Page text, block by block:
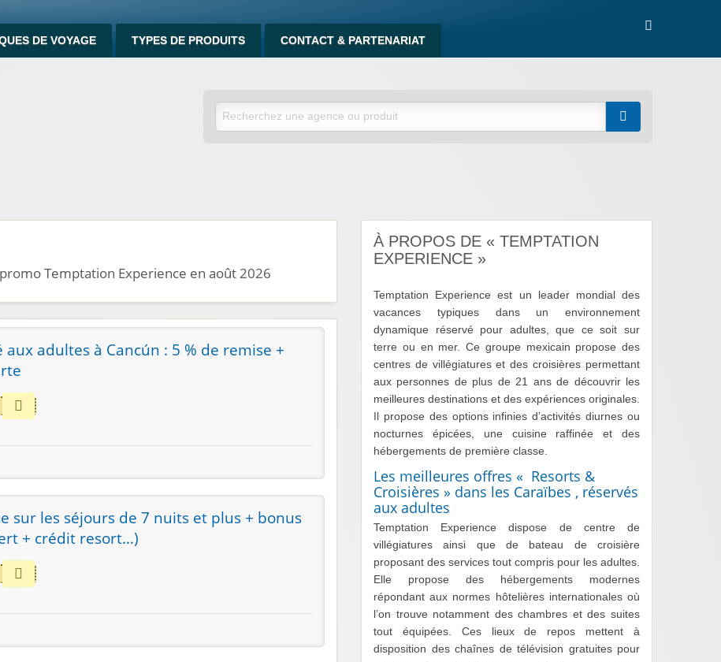
DE VOYAGE TYPES DE PRODUITS CONTACT & PARTENARIAT
Temptation Experience en août 2026
aux adultes à Cancún : 5 % de remise +
sur les séjours de 7 nuits et plus + bonus
+ crédit resort…)
À PROPOS DE « TEMPTATION
EXPERIENCE »
Temptation Experience est un leader mondial des
vacances typiques dans un environnement
dynamique réservé pour adultes, que ce soit sur
terre ou en mer. Ce groupe mexicain propose des
centres de villégiatures et des croisières permettant
aux personnes de plus de 21 ans de découvrir les
meilleures destinations et des expériences originales.
Il propose des options infinies d’activités diurnes ou
nocturnes épicées, une cuisine raffinée et des
hébergements de première classe.
Les meilleures offres « Resorts &
Croisières » dans les Caraïbes , réservés
aux adultes
Temptation Experience dispose de centre de
villégiatures ainsi que de bateau de croisière
proposant des services tout compris pour les adultes.
Elle propose des hébergements modernes
répondant aux normes hôtelières internationales où
l’on trouve notamment des chambres et des suites
tout équipées. Ces lieux de repos mettent à
disposition des chaînes de télévision gratuites pour